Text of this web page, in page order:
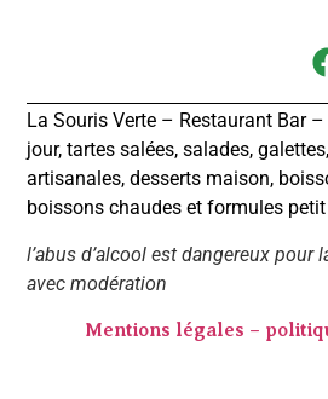
La Souris Verte – Restaurant Bar
jour, tartes salées, salades,
artisanales, desserts maison,
boissons chaudes et formules petit
l’abus d’alcool est dangereux pour
avec modération
Mentions légales –